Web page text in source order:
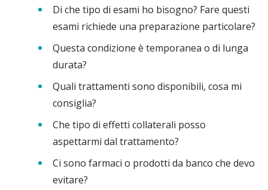
Di che tipo di esami ho bisogno? Fare questi
esami richiede una preparazione particolare?
Questa condizione è temporanea o di lunga
durata?
Quali trattamenti sono disponibili, cosa mi
consiglia?
Che tipo di effetti collaterali posso
aspettarmi dal trattamento?
Ci sono farmaci o prodotti da banco che devo
evitare?